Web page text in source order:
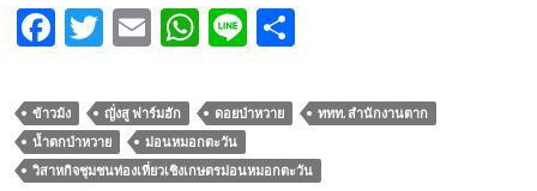
F
e
b
o
T
itt
er
E
ail
W
at
s
A
Li
e
ar
e
ข้าวม้ง ญั่งสู ฟาร์มฮัก ดอยป่าหวาย
ททท. สำนักงานตาก
น้ำตกป่าหวาย
ม่อนหมอกตะวัน
วิสาหกิจชุมชนท่องเที่ยวเชิงเกษตรม่อนหมอกตะวัน